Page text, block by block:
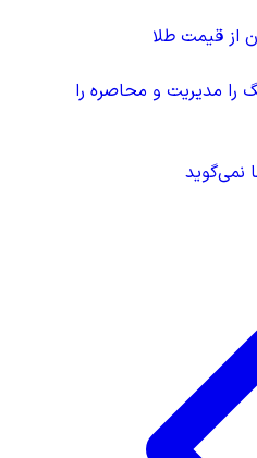
از قیمت طلا
را مدیریت و محاصره را
نمی‌گوید